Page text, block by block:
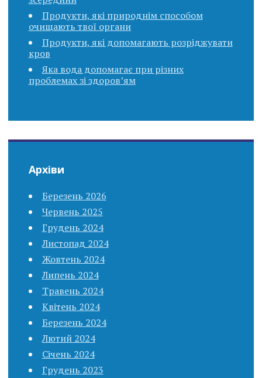
Продукти, які природнім способом
очищають твої органи
Продукти, які допомагають розріджувати
кров
Яка вода допомагає при різних
проблемах зі здоров’ям
Архіви
Березень 2026
Червень 2025
Грудень 2024
Листопад 2024
Жовтень 2024
Липень 2024
Травень 2024
Квітень 2024
Березень 2024
Лютий 2024
Січень 2024
Грудень 2023